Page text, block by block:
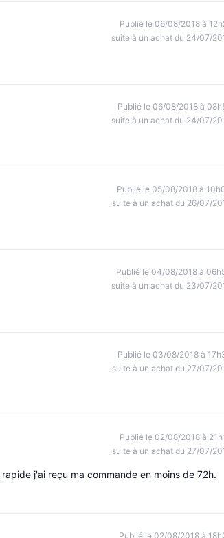
Publié le 06/08/2018 à
suite à un achat du 24/07/
Publié le 06/08/2018 à
suite à un achat du 24/07/
Publié le 05/08/2018 à
suite à un achat du 26/07/
Publié le 04/08/2018 à
suite à un achat du 23/07/
Publié le 03/08/2018 à
suite à un achat du 27/07/
Publié le 02/08/2018 à
suite à un achat du 27/07/
j'ai reçu ma commande en moins de 72h.
Publié le 02/08/2018 à